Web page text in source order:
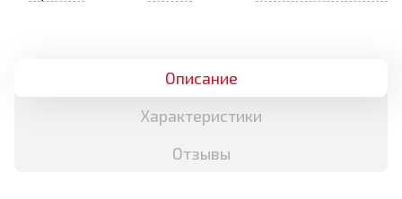
Описание
Характеристики
Отзывы